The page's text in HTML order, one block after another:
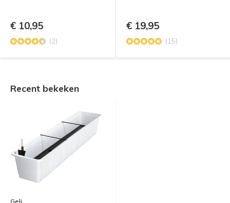
€ 10,95
(2)
€ 19,95
(15)
Recent bekeken
Geli